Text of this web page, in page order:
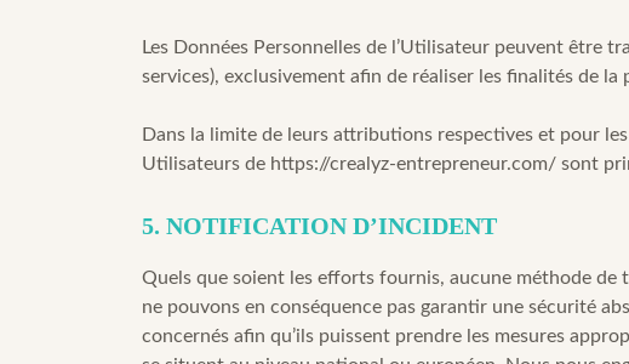
Les Données Personnelles de l’Utilisateur peuvent être
services), exclusivement afin de réaliser les finalités de la
Dans la limite de leurs attributions respectives et pour
Utilisateurs de https://crealyz-entrepreneur.com/ sont
5. NOTIFICATION D’INCIDENT
Quels que soient les efforts fournis, aucune méthode de
ne pouvons en conséquence pas garantir une sécurité
concernés afin qu’ils puissent prendre les mesures